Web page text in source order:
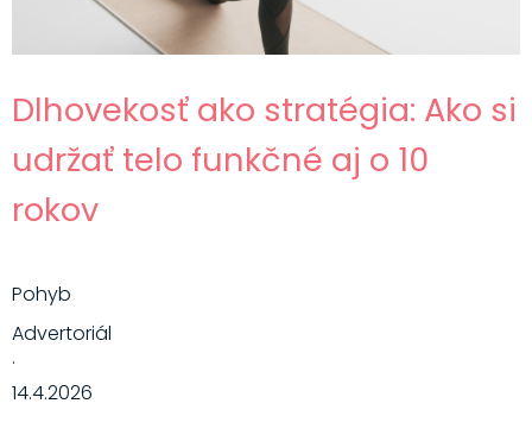
Dlhovekosť ako stratégia: Ako si
udržať telo funkčné aj o 10
rokov
Pohyb
Advertoriál
·
14.4.2026